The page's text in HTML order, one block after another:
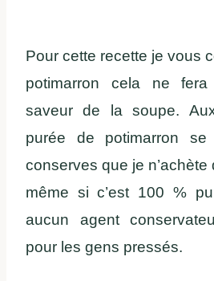
Pour cette recette je vous
potimarron cela ne fera
saveur de la soupe.
purée de potimarron
conserves que je
même si c’est 100 %
aucun agent
pour les gens pressés.